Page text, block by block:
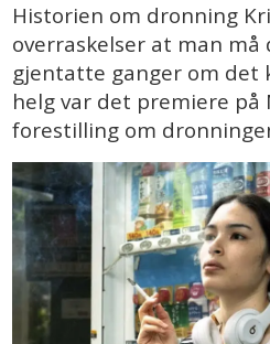
Historien om dronning
overraskelser at man må
gjentatte ganger om det
helg var det premiere
forestilling om